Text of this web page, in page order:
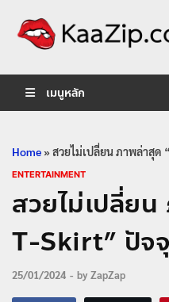
เมนูหลัก
Home»สวยไม่เปลี่ยน ภาพล่าสุ
ENTERTAINMENT
สวยไม่เปลี่ย
T-Skirt” ปัจ
25/01/2024 - by ZapZap